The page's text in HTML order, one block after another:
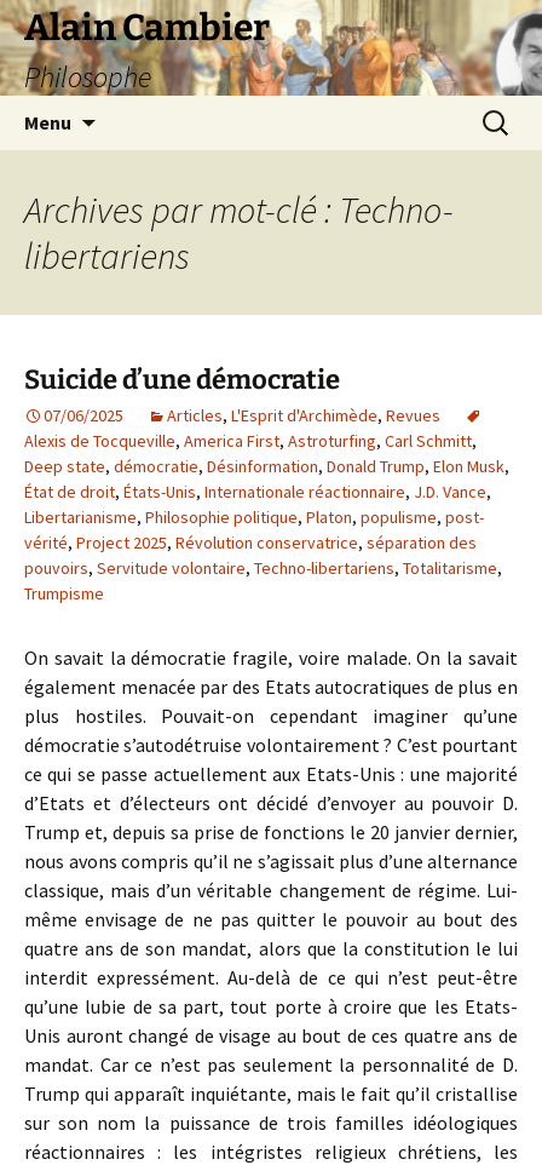
Aller
au
contenu
Alain Cambier
Philosophe
Menu
Archives par mot-clé : Techno-
libertariens
Suicide d’une démocratie
07/06/2025 Articles, L'Esprit d'Archimède, Revues
Alexis de Tocqueville, America First, Astroturfing, Carl Schmitt,
Deep state, démocratie, Désinformation, Donald Trump, Elon Musk,
État de droit, États-Unis, Internationale réactionnaire, J.D. Vance,
Libertarianisme, Philosophie politique, Platon, populisme, post-
vérité, Project 2025, Révolution conservatrice, séparation des
pouvoirs, Servitude volontaire, Techno-libertariens, Totalitarisme,
Trumpisme
On savait la démocratie fragile, voire malade. On la savait
également menacée par des Etats autocratiques de plus en
plus hostiles. Pouvait-on cependant imaginer qu’une
démocratie s’autodétruise volontairement ? C’est pourtant
ce qui se passe actuellement aux Etats-Unis : une majorité
d’Etats et d’électeurs ont décidé d’envoyer au pouvoir D.
Trump et, depuis sa prise de fonctions le 20 janvier dernier,
nous avons compris qu’il ne s’agissait plus d’une alternance
classique, mais d’un véritable changement de régime. Lui-
même envisage de ne pas quitter le pouvoir au bout des
quatre ans de son mandat, alors que la constitution le lui
interdit expressément. Au-delà de ce qui n’est peut-être
qu’une lubie de sa part, tout porte à croire que les Etats-
Unis auront changé de visage au bout de ces quatre ans de
mandat. Car ce n’est pas seulement la personnalité de D.
Trump qui apparaît inquiétante, mais le fait qu’il cristallise
sur son nom la puissance de trois familles idéologiques
réactionnaires : les intégristes religieux chrétiens, les